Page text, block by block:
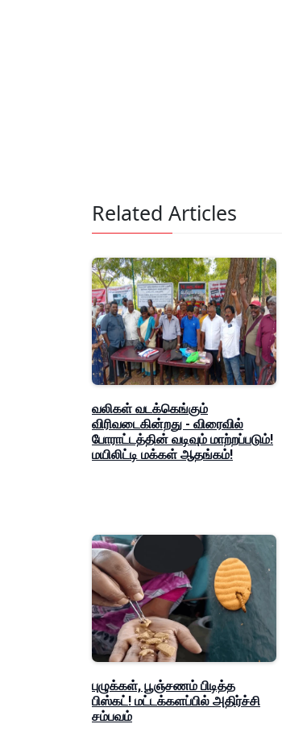
Related Articles
வலிகள் வடக்கெங்கும்
விரிவடைகின்றது - விரைவில்
போராட்டத்தின் வடிவும் மாற்றப்படும்!
மயிலிட்டி மக்கள் ஆதங்கம்!
புழுக்கள், பூஞ்சணம் பிடித்த
பிஸ்கட்! மட்டக்களப்பில் அதிர்ச்சி
சம்பவம்